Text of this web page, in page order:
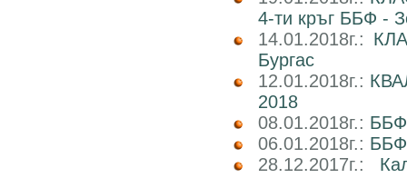
4-ти кръг ББФ -
14.01.2018г.:
Бургас
12.01.2018г.:
2018
08.01.2018г.: ББФ
06.01.2018г.: ББФ
28.12.2017г.: